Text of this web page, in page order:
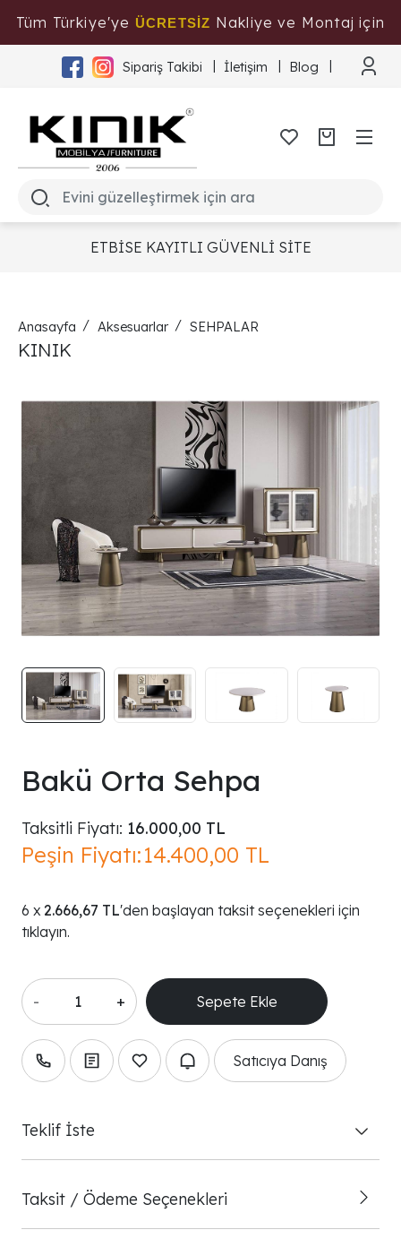
Tüm Türkiye'ye ÜCRETSİZ Nakliye ve Montaj için
Tıklayınız
Sipariş Takibi İletişim Blog
ETBİSE KAYITLI GÜVENLİ SİTE
Anasayfa Aksesuarlar SEHPALAR
KINIK
Bakü Orta Sehpa
Taksitli Fiyatı: 16.000,00 TL
Peşin Fiyatı:14.400,00 TL
2.666,67 TL'den başlayan taksit seçenekleri için
tıklayın.
- +
Satıcıya Danış
Teklif İste
Taksit / Ödeme Seçenekleri